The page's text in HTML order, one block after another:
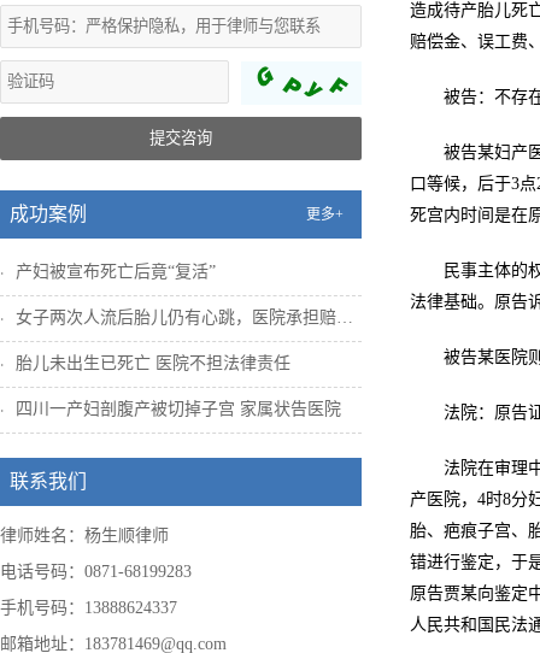
提交咨询
成功案例 更多+
产妇被宣布死亡后竟“复活”
女子两次人流后胎儿仍有心跳，医院承担赔偿...
胎儿未出生已死亡 医院不担法律责任
四川一产妇剖腹产被切掉子宫 家属状告医院
联系我们
律师姓名：杨生顺律师
电话号码：0871-68199283
手机号码：13888624337
邮箱地址：183781469@qq.com
造成待产胎儿死
赔偿金、误工费
被告：不存
被告某妇产
口等候，后于3
死宫内时间是在
民事主体的
法律基础。原告
被告某医院
法院：原告
法院在审理
产医院，4时8分
胎、疤痕子宫、
错进行鉴定，于
原告贾某向鉴定
人民共和国民法